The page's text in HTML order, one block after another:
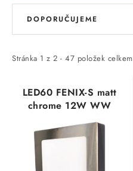
CHYTRÁ DOMÁCNOST
SVÍTIDLA interiérová
SVÍTIDLA technická
NÁŘADÍ
V
i
Stránka 1 z 2 - 47 položek celkem
Ř
e
DOPORUČUJEME
LED60 FENIX-S matt
chrome 12W WW